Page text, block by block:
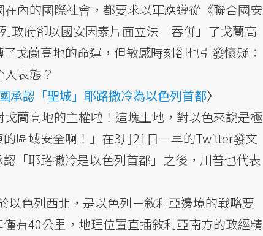
內的國際社會，都要求以軍應遵從《聯合國安
政府卻以國安因素片面立法「吞併」了戈蘭高
戈蘭高地的命運，但敏感時刻卻也引發懷疑：
表態？
承認「聖城」耶路撒冷為以色列首都〉
戈蘭高地的主權啦！這塊土地，對以色來說是極
區域安全啊！」在3月21日一早的Twitter發文
「耶路撒冷是以色列首都」之後，川普也代表
以色列西北，是以色列－敘利亞邊境的戰略要
有40公里，地理位置直插敘利亞南方的政經精